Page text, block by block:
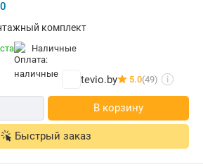
комплект
наличные
tevio.by 5.0(49) i
В корзину
Быстрый заказ